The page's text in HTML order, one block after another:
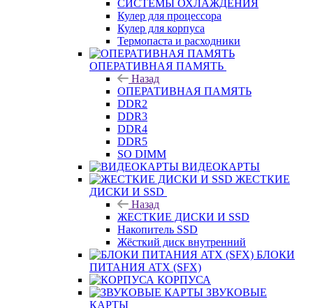
СИСТЕМЫ ОХЛАЖДЕНИЯ
Кулер для процессора
Кулер для корпуса
Термопаста и расходники
ОПЕРАТИВНАЯ ПАМЯТЬ
Назад
ОПЕРАТИВНАЯ ПАМЯТЬ
DDR2
DDR3
DDR4
DDR5
SO DIMM
ВИДЕОКАРТЫ
ЖЕСТКИЕ
ДИСКИ И SSD
Назад
ЖЕСТКИЕ ДИСКИ И SSD
Накопитель SSD
Жёсткий диск внутренний
БЛОКИ
ПИТАНИЯ ATX (SFX)
КОРПУСА
ЗВУКОВЫЕ
КАРТЫ